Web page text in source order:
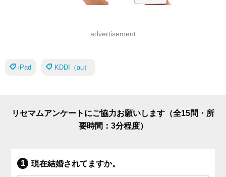
advertisement
iPad KDDI（au）
リセマムアンケートにご協力お願いします（全15問・所
要時間：3分程度）
現在結婚されてますか。